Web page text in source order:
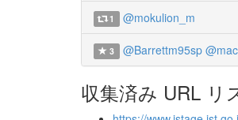
1 @mokulion_m
3 @Barrettm95sp
収集済み URL リ